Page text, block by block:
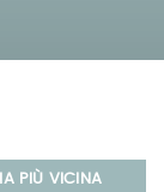
PIÙ VICINA